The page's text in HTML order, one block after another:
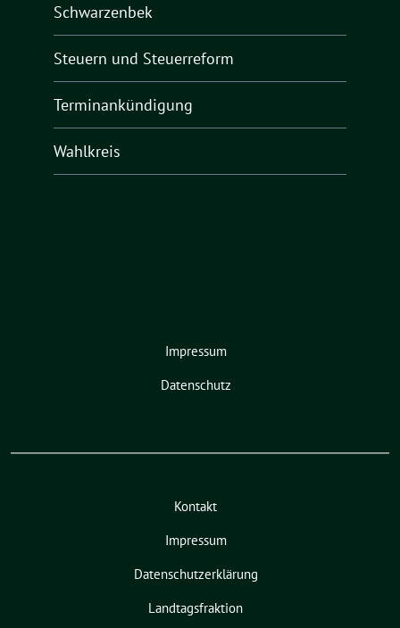
Schwarzenbek
Steuern und Steuerreform
Terminankündigung
Wahlkreis
Impressum
Datenschutz
Kontakt
Impressum
Datenschutzerklärung
Landtagsfraktion